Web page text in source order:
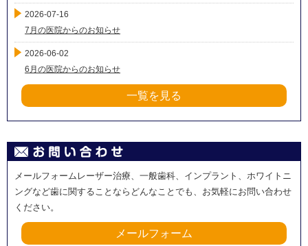
2026-07-16
7月の医院からのお知らせ
2026-06-02
6月の医院からのお知らせ
一覧を見る
メールフォームレーザー治療、一般歯科、インプラント、ホワイトニ
ングなど歯に関することならどんなことでも、お気軽にお問い合わせ
ください。
メールフォーム